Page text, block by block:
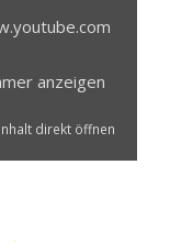
anzeigen
Inhalt direkt öffnen